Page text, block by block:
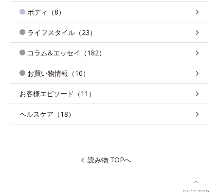
ボディ（8）
ライフスタイル（23）
コラム&エッセイ（182）
お買い物情報（10）
お客様エピソード（11）
ヘルスケア（18）
読み物 TOPへ